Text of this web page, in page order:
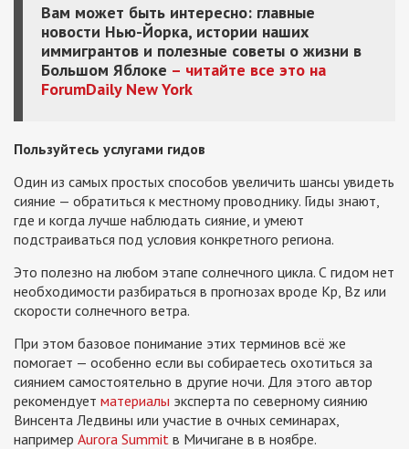
Вам может быть интересно: главные
новости Нью-Йорка, истории наших
иммигрантов и полезные советы о жизни в
Большом Яблоке – читайте все это на
ForumDaily New York
Пользуйтесь услугами гидов
Один из самых простых способов увеличить шансы увидеть
сияние — обратиться к местному проводнику. Гиды знают,
где и когда лучше наблюдать сияние, и умеют
подстраиваться под условия конкретного региона.
Это полезно на любом этапе солнечного цикла. С гидом нет
необходимости разбираться в прогнозах вроде Kp, Bz или
скорости солнечного ветра.
При этом базовое понимание этих терминов всё же
помогает — особенно если вы собираетесь охотиться за
сиянием самостоятельно в другие ночи. Для этого автор
рекомендует материалы эксперта по северному сиянию
Винсента Ледвины или участие в очных семинарах,
например Aurora Summit в Мичигане в в ноябре.